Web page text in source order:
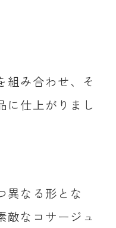
組み合わせ、そ
に仕上がりまし
異なる形とな
敵なコサージュ